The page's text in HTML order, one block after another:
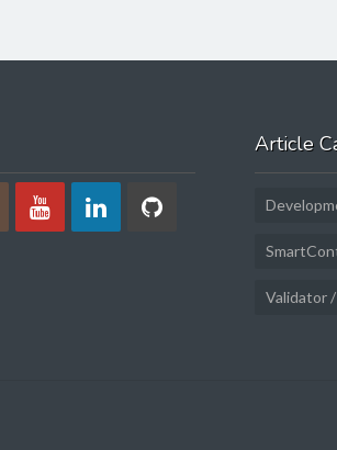
Article
Validator